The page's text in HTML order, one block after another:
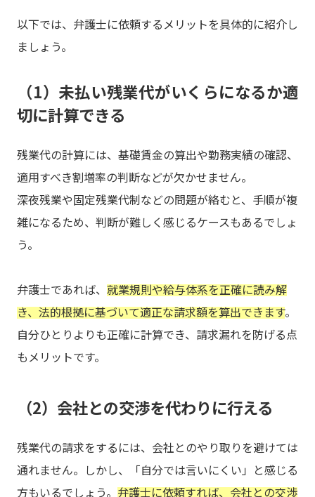
以下では、弁護士に依頼するメリットを具体的に紹介し
ましょう。
（1）未払い残業代がいくらになるか適
切に計算できる
残業代の計算には、基礎賃金の算出や勤務実績の確認、
適用すべき割増率の判断などが欠かせません。
深夜残業や固定残業代制などの問題が絡むと、手順が複
雑になるため、判断が難しく感じるケースもあるでしょ
う。
弁護士であれば、 就業規則や給与体系を正確に読み解
き、法的根拠に基づいて適正な請求額を算出できます。
自分ひとりよりも正確に計算でき、請求漏れを防げる点
もメリットです。
（2）会社との交渉を代わりに行える
残業代の請求をするには、会社とのやり取りを避けては
通れません。しかし、「自分では言いにくい」と感じる
方もいるでしょう。 弁護士に依頼すれば、会社との交渉